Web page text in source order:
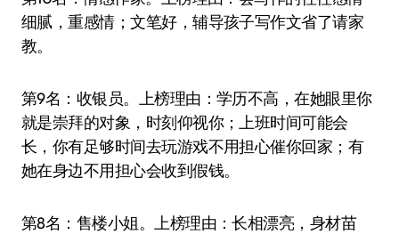
细腻，重感情；文笔好，辅导孩子写作文省了请家
教。
第9名：收银员。上榜理由：学历不高，在她眼里你
就是崇拜的对象，时刻仰视你；上班时间可能会
长，你有足够时间去玩游戏不用担心催你回家；有
她在身边不用担心会收到假钱。
第8名：售楼小姐。上榜理由：长相漂亮，身材苗